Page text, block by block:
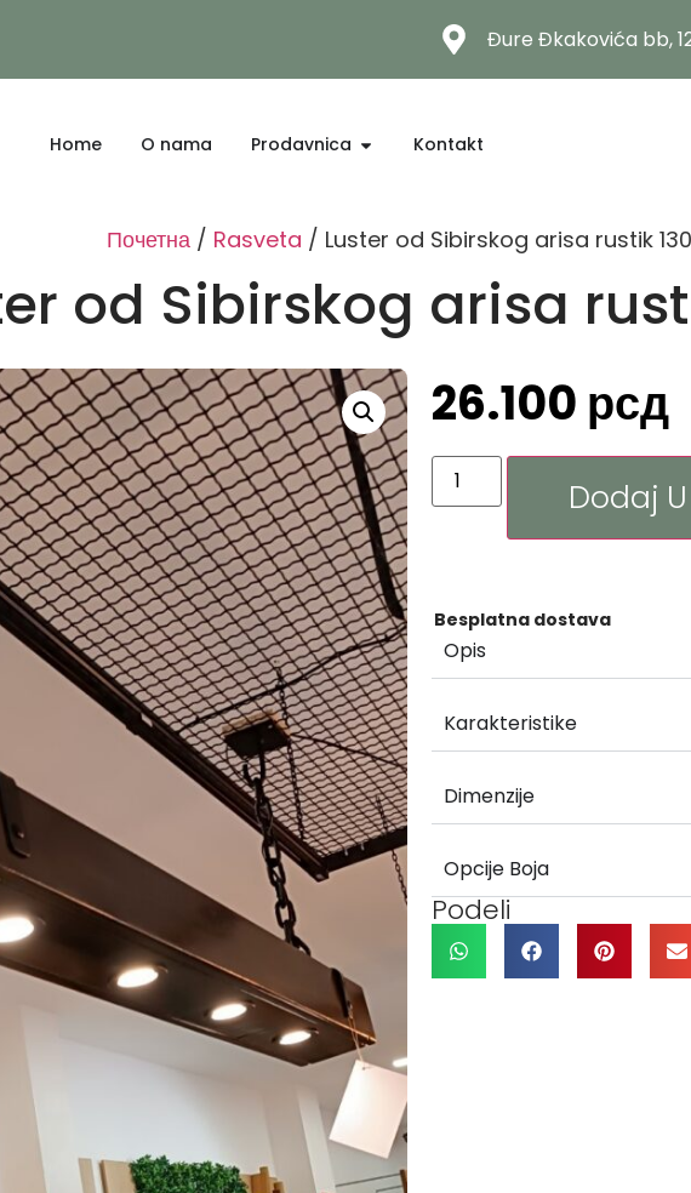
Đure Đkakovića bb,
Home O nama Prodavnica Kontakt
Почетна/ Rasveta / Luster od Sibirskog arisa rustik
od Sibirskog arisa
26.100 рсд
Dodaj
Besplatna dostava
Opis
Karakteristike
Dimenzije
Opcije Boja
Podeli